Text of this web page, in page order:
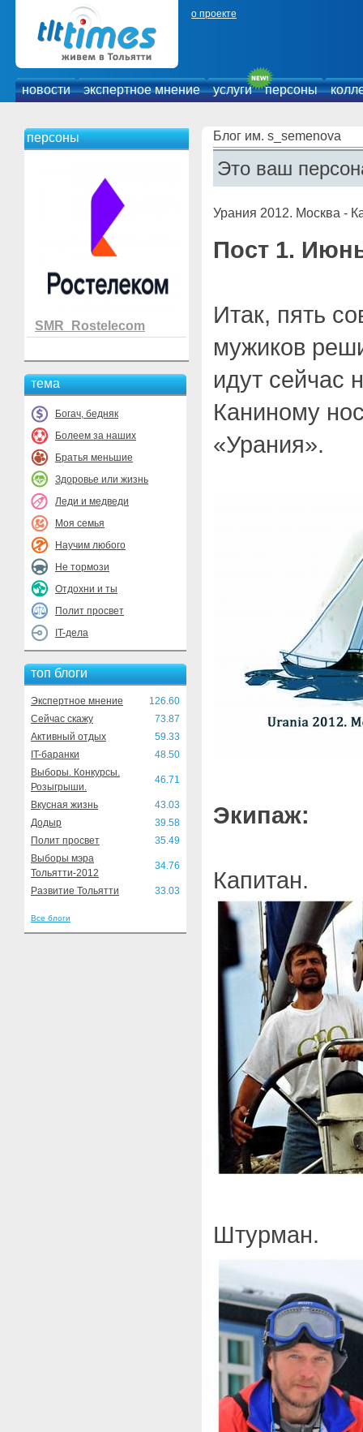
о проекте
новости экспертное мнение услуги персоны
персоны
SMR_Rostelecom
тема
Богач, бедняк
Болеем за наших
Братья меньшие
Здоровье или жизнь
Леди и медведи
Моя семья
Научим любого
Не тормози
Отдохни и ты
Полит просвет
IT-дела
топ блоги
Экспертное мнение
126.60
Сейчас скажу
73.87
Активный отдых
59.33
IT-баранки
48.50
Выборы. Конкурсы.
Розыгрыши.
46.71
Вкусная жизнь
43.03
Додыр
39.58
Полит просвет
35.49
Выборы мэра
Тольятти-2012
34.76
Развитие Тольятти 33.03
Все блоги
Блог им. s_semenova
Это ваш
Урания 2012. Москва -
Пост 1.
Итак, пять
мужиков
идут сейчас
Каниному
«Урания».
Экипаж:
Капитан.
Штурман.